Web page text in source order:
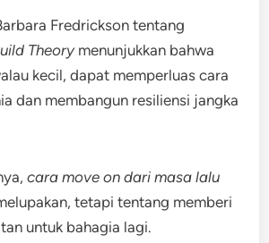
Fredrickson tentang
Theorymenunjukkan bahwa
kecil, dapat memperluas cara
dan membangun resiliensi jangka
cara move on dari masa lalu
tetapi tentang memberi
untuk bahagia lagi.